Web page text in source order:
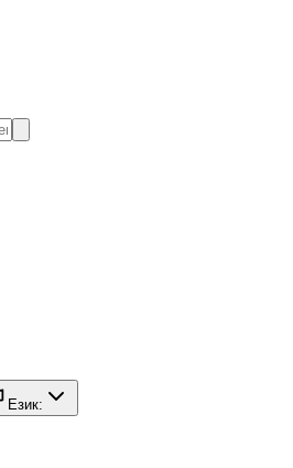
Език: